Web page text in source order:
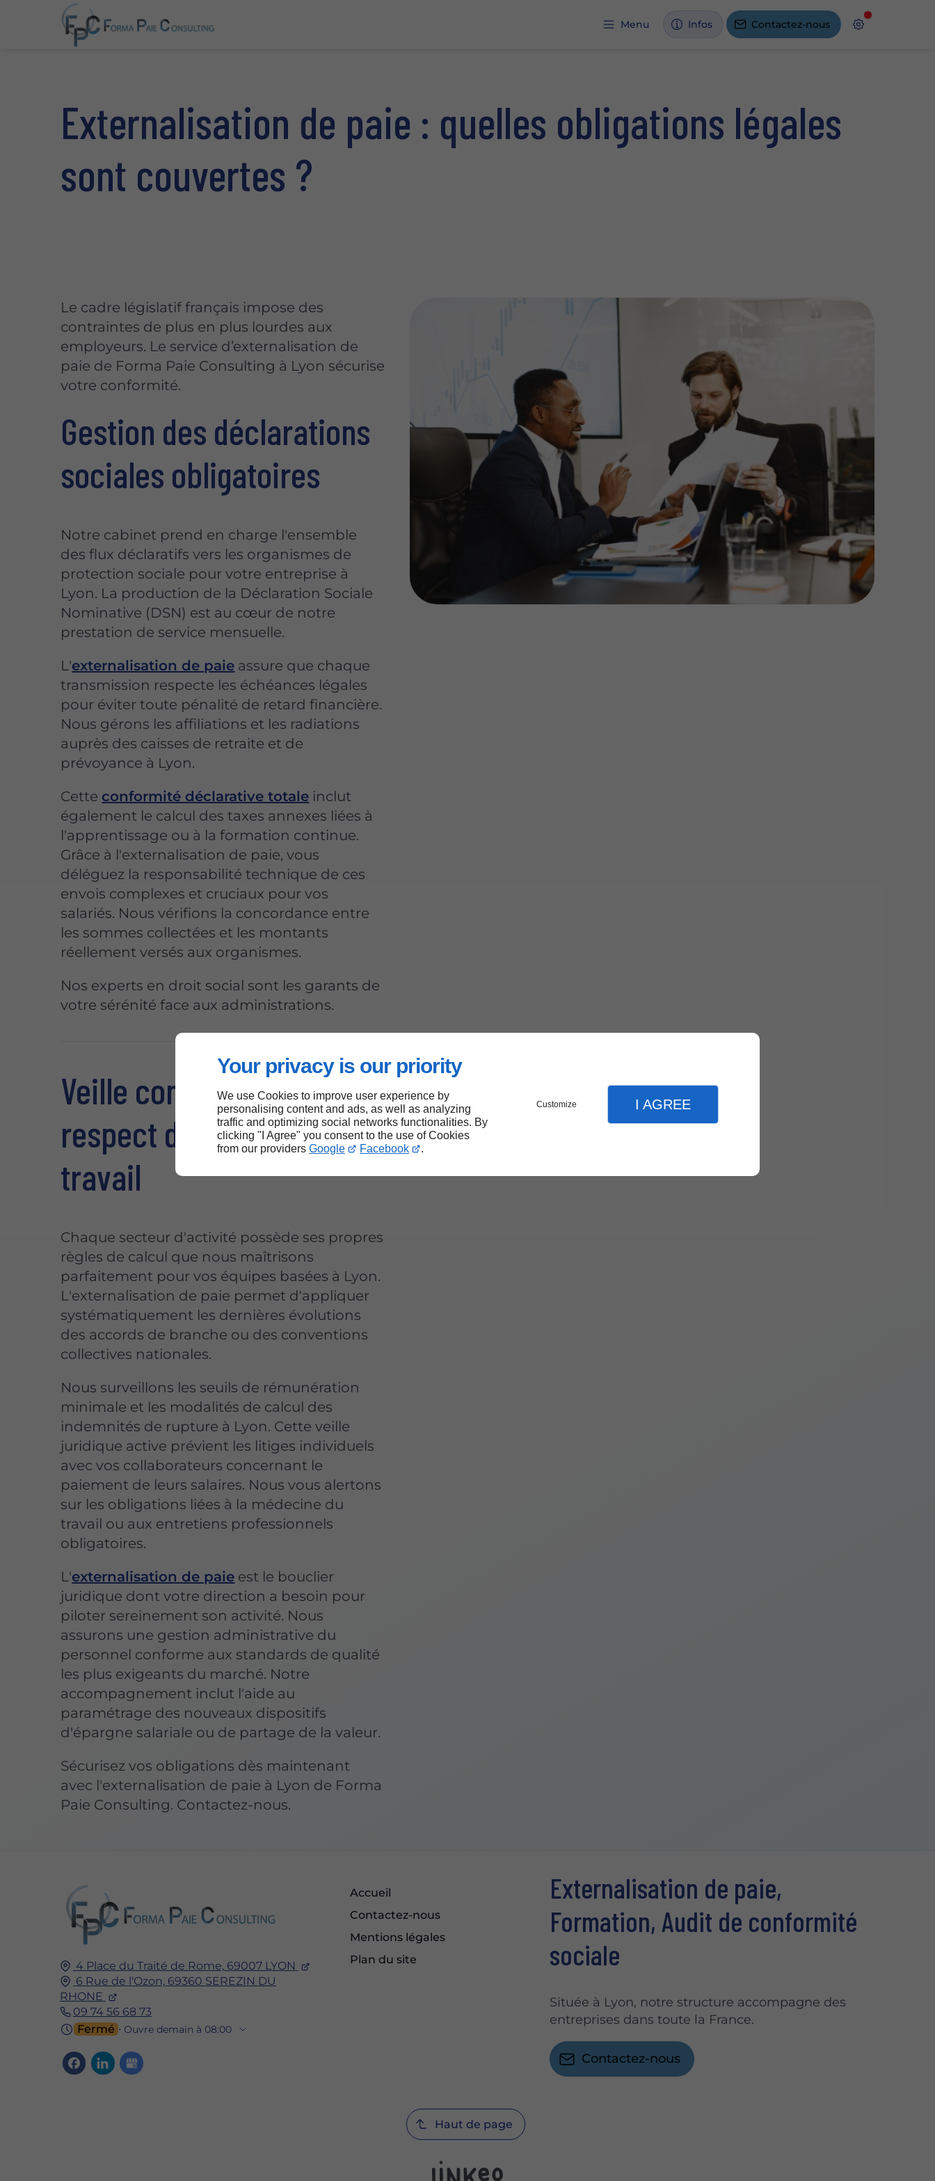
Your privacy is our priority
We use Cookies to improve user experience by
personalising content and ads, as well as analyzing
traffic and optimizing social networks functionalities. By
clicking "I Agree" you consent to the use of Cookies
from our providers Google Facebook .
Customize I AGREE
Menu Infos Contactez-nous
Externalisation de paie : quelles obligations légales
sont couvertes ?
Le cadre législatif français impose des
contraintes de plus en plus lourdes aux
employeurs. Le service d’externalisation de
paie de Forma Paie Consulting à Lyon sécurise
votre conformité.
Gestion des déclarations
sociales obligatoires
Notre cabinet prend en charge l'ensemble
des flux déclaratifs vers les organismes de
protection sociale pour votre entreprise à
Lyon. La production de la Déclaration Sociale
Nominative (DSN) est au cœur de notre
prestation de service mensuelle.
L'externalisation de paie assure que chaque
transmission respecte les échéances légales
pour éviter toute pénalité de retard financière.
Nous gérons les affiliations et les radiations
auprès des caisses de retraite et de
prévoyance à Lyon.
Cette conformité déclarative totale inclut
également le calcul des taxes annexes liées à
l'apprentissage ou à la formation continue.
Grâce à l'externalisation de paie, vous
déléguez la responsabilité technique de ces
envois complexes et cruciaux pour vos
salariés. Nous vérifions la concordance entre
les sommes collectées et les montants
réellement versés aux organismes.
Nos experts en droit social sont les garants de
votre sérénité face aux administrations.
Veille conventionnelle et
respect du code du
travail
Chaque secteur d'activité possède ses propres
règles de calcul que nous maîtrisons
parfaitement pour vos équipes basées à Lyon.
L'externalisation de paie permet d'appliquer
systématiquement les dernières évolutions
des accords de branche ou des conventions
collectives nationales.
Nous surveillons les seuils de rémunération
minimale et les modalités de calcul des
indemnités de rupture à Lyon. Cette veille
juridique active prévient les litiges individuels
avec vos collaborateurs concernant le
paiement de leurs salaires. Nous vous alertons
sur les obligations liées à la médecine du
travail ou aux entretiens professionnels
obligatoires.
L'externalisation de paie est le bouclier
juridique dont votre direction a besoin pour
piloter sereinement son activité. Nous
assurons une gestion administrative du
personnel conforme aux standards de qualité
les plus exigeants du marché. Notre
accompagnement inclut l'aide au
paramétrage des nouveaux dispositifs
d'épargne salariale ou de partage de la valeur.
Sécurisez vos obligations dès maintenant
avec l'externalisation de paie à Lyon de Forma
Paie Consulting. Contactez-nous.
4 Place du Traité de Rome, 69007 LYON
6 Rue de l'Ozon, 69360 SEREZIN DU
RHONE
09 74 56 68 73
Fermé ⋅ Ouvre demain à 08:00
Accueil
Contactez-nous
Mentions légales
Plan du site
Externalisation de paie,
Formation, Audit de conformité
sociale
Située à Lyon, notre structure accompagne des
entreprises dans toute la France.
Contactez-nous
Haut de page